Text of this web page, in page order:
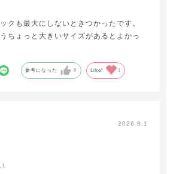
クも最大にしないときつかったです。
ちょっと大きいサイズがあるとよかっ
参考になった 0 Like! 1
2026.8.1